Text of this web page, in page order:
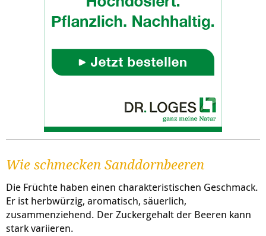
Wie schmecken Sanddornbeeren
Die Früchte haben einen charakteristischen Geschmack.
Er ist herbwürzig, aromatisch, säuerlich,
zusammenziehend. Der Zuckergehalt der Beeren kann
stark variieren.